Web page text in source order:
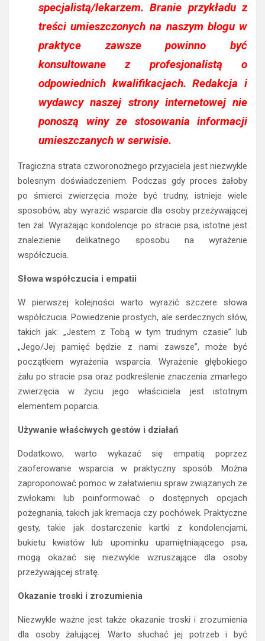
specjalistą/lekarzem. Branie przykładu z
treści umieszczonych na naszym blogu w
praktyce zawsze powinno być
konsultowane z profesjonalistą o
odpowiednich kwalifikacjach. Redakcja i
wydawcy naszej strony internetowej nie
ponoszą winy ze stosowania informacji
umieszczanych w serwisie.
Tragiczna strata czworonożnego przyjaciela jest niezwykle
bolesnym doświadczeniem. Podczas gdy proces żałoby
po śmierci zwierzęcia może być trudny, istnieje wiele
sposobów, aby wyrazić wsparcie dla osoby przeżywającej
ten żal. Wyrażając kondolencje po stracie psa, istotne jest
znalezienie delikatnego sposobu na wyrażenie
współczucia.
Słowa współczucia i empatii
W pierwszej kolejności warto wyrazić szczere słowa
współczucia. Powiedzenie prostych, ale serdecznych słów,
takich jak: „Jestem z Tobą w tym trudnym czasie” lub
„Jego/Jej pamięć będzie z nami zawsze”, może być
początkiem wyrażenia wsparcia. Wyrażenie głębokiego
żalu po stracie psa oraz podkreślenie znaczenia zmarłego
zwierzęcia w życiu jego właściciela jest istotnym
elementem poparcia.
Używanie właściwych gestów i działań
Dodatkowo, warto wykazać się empatią poprzez
zaoferowanie wsparcia w praktyczny sposób. Można
zaproponować pomoc w załatwieniu spraw związanych ze
zwłokami lub poinformować o dostępnych opcjach
pożegnania, takich jak kremacja czy pochówek. Praktyczne
gesty, takie jak dostarczenie kartki z kondolencjami,
bukietu kwiatów lub upominku upamiętniającego psa,
mogą okazać się niezwykle wzruszające dla osoby
przeżywającej stratę.
Okazanie troski i zrozumienia
Niezwykle ważne jest także okazanie troski i zrozumienia
dla osoby żałującej. Warto słuchać jej potrzeb i być